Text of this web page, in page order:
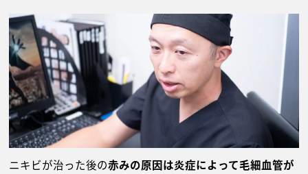
ニキビが治った後の赤みの原因は炎症によって毛細血管が